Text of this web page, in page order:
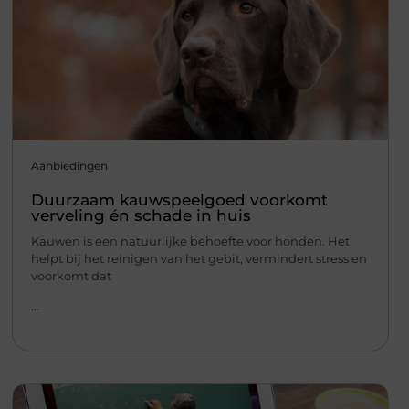
Aanbiedingen
Duurzaam kauwspeelgoed voorkomt
verveling én schade in huis
Kauwen is een natuurlijke behoefte voor honden. Het
helpt bij het reinigen van het gebit, vermindert stress en
voorkomt dat
...